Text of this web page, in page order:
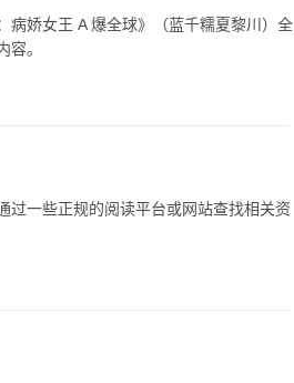
病娇女王 A 爆全球》（蓝千糯夏黎川）全
。
过一些正规的阅读平台或网站查找相关资